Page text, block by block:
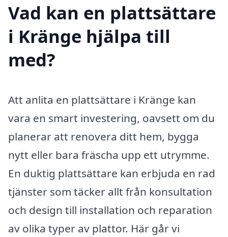
Vad kan en plattsättare
i Kränge hjälpa till
med?
Att anlita en plattsättare i Kränge kan
vara en smart investering, oavsett om du
planerar att renovera ditt hem, bygga
nytt eller bara fräscha upp ett utrymme.
En duktig plattsättare kan erbjuda en rad
tjänster som täcker allt från konsultation
och design till installation och reparation
av olika typer av plattor. Här går vi